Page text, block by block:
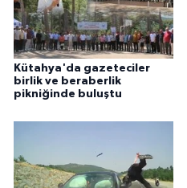
Kütahya'da gazeteciler
birlik ve beraberlik
pikniğinde buluştu